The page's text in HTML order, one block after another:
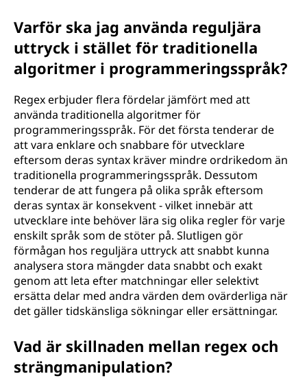
Varför ska jag använda reguljära
uttryck i stället för traditionella
algoritmer i programmeringsspråk?
Regex erbjuder flera fördelar jämfört med att
använda traditionella algoritmer för
programmeringsspråk. För det första tenderar de
att vara enklare och snabbare för utvecklare
eftersom deras syntax kräver mindre ordrikedom än
traditionella programmeringsspråk. Dessutom
tenderar de att fungera på olika språk eftersom
deras syntax är konsekvent - vilket innebär att
utvecklare inte behöver lära sig olika regler för varje
enskilt språk som de stöter på. Slutligen gör
förmågan hos reguljära uttryck att snabbt kunna
analysera stora mängder data snabbt och exakt
genom att leta efter matchningar eller selektivt
ersätta delar med andra värden dem ovärderliga när
det gäller tidskänsliga sökningar eller ersättningar.
Vad är skillnaden mellan regex och
strängmanipulation?